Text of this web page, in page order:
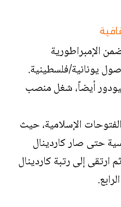
الإمبراطورية
يونانية/فلسطينية.
أيضاً، شغل منصب
الإسلامية، حيث
حتى صار كاردينال
تقريباً عام 640، ثم ارتقى إلى رتبة كاردينال